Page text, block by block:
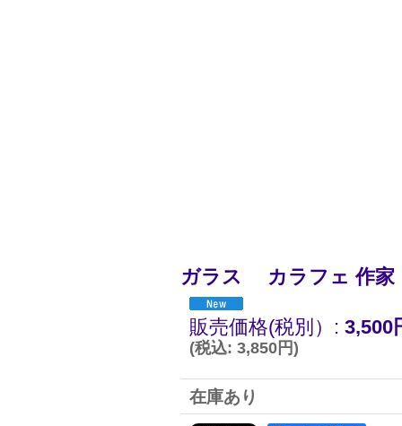
ガラス カラフェ 作家
販売価格(税別） : 3,500
(税込: 3,850円)
在庫あり